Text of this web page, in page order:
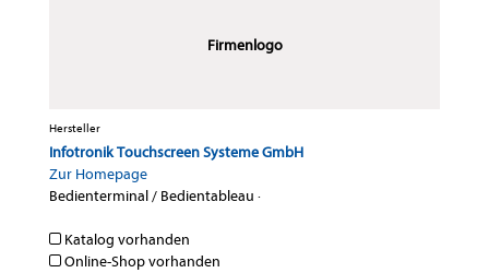
Firmenlogo
Hersteller
Infotronik Touchscreen Systeme GmbH
Zur Homepage
Bedienterminal / Bedientableau ·
Katalog vorhanden
Online-Shop vorhanden